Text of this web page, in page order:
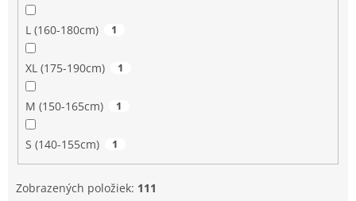
L (160-180cm) 1
XL (175-190cm) 1
M (150-165cm) 1
S (140-155cm) 1
Zobrazených položiek: 111